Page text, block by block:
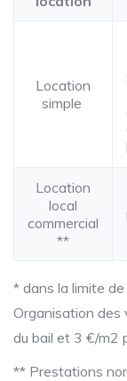
Location
simple
Location
local
commercial
**
* dans la limite
Organisation des
du bail et 3 €/m2
** Prestations